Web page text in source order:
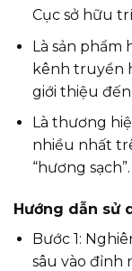
Cục sở hữu
Là sản phẩm
kênh truyền
giới thiệu
Là thương
nhiều nhất
“hương sạch”.
Hướng dẫn sử
Bước 1:
sâu vào đỉnh